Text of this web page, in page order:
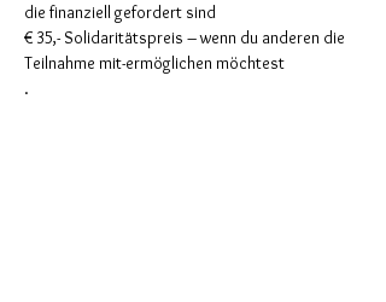
die finanziell gefordert sind
€ 35,- Solidaritätspreis – wenn du anderen die
Teilnahme mit-ermöglichen möchtest
.